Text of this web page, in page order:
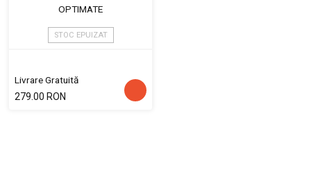
OPTIMATE
STOC EPUIZAT
Livrare Gratuită
279.00 RON